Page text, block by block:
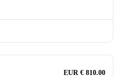
EUR € 810.00